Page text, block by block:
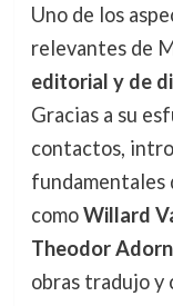
Uno de los
relevantes de
editorial y de
Gracias a su
contactos,
fundamentales
comoWillard
Theodor
obras tradujo y